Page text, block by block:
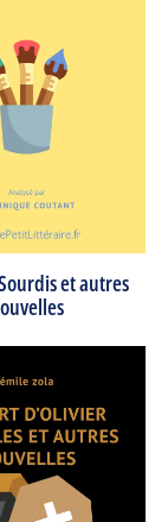
et autres